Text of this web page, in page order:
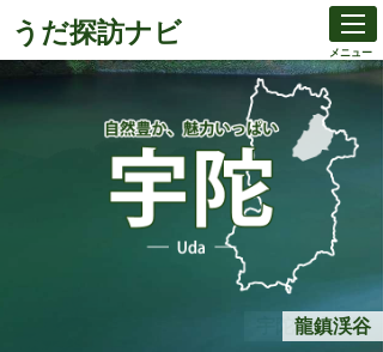
メニュー
うだ探訪ナビ
室生山上公園 芸術の森 Murou Art
宇陀松山城跡
龍鎮渓谷